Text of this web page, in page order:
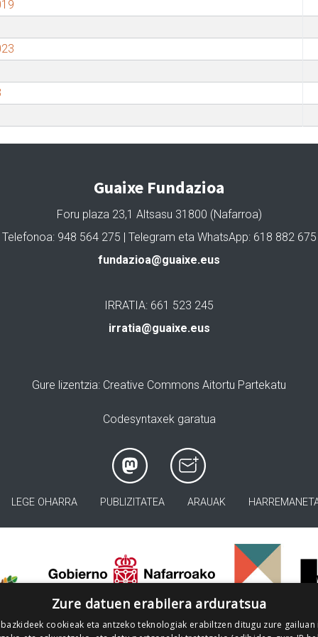
Guaixe Fundazioa
Foru plaza 23,1 Altsasu 31800 (Nafarroa)
Telefonoa: 948 564 275 | Telegram eta WhatsApp: 618 882 675
fundazioa@guaixe.eus
IRRATIA: 661 523 245
irratia@guaixe.eus
Gure lizentzia: Creative Commons Aitortu Partekatu
Codesyntaxek garatua
LEGE OHARRA PUBLIZITATEA ARAUAK
Zure datuen erabilera arduratsua
cookieak eta antzeko teknologiak erabiltzen ditugu zure